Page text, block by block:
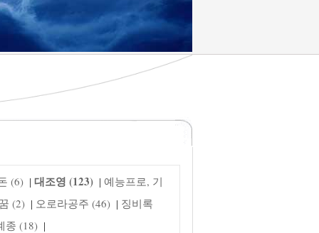
(6) | 대조영 (123) | 예능프로, 기
(2) | 오로라공주 (46) | 징비록
종 (18) |